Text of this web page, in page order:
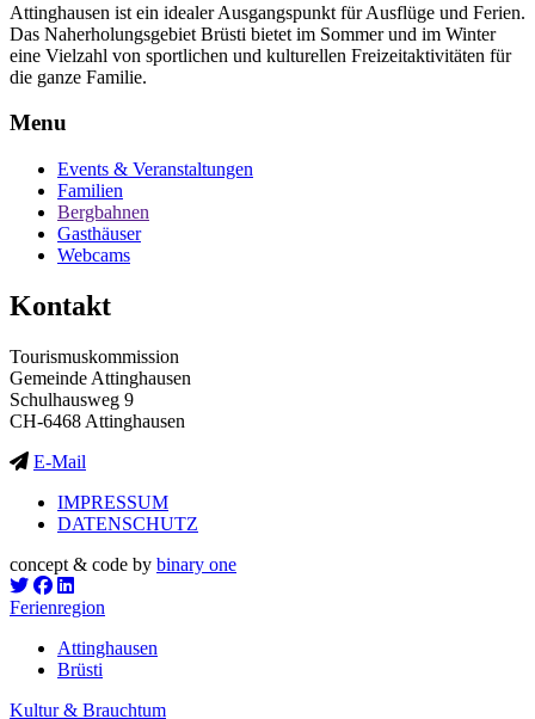
Attinghausen ist ein idealer Ausgangspunkt für Ausflüge und Ferien.
Das Naherholungsgebiet Brüsti bietet im Sommer und im Winter
eine Vielzahl von sportlichen und kulturellen Freizeitaktivitäten für
die ganze Familie.
Menu
Events & Veranstaltungen
Familien
Bergbahnen
Gasthäuser
Webcams
Kontakt
Tourismuskommission
Gemeinde Attinghausen
Schulhausweg 9
CH-6468 Attinghausen
E-Mail
IMPRESSUM
DATENSCHUTZ
concept & code by binary one
Ferienregion
Attinghausen
Brüsti
Kultur & Brauchtum